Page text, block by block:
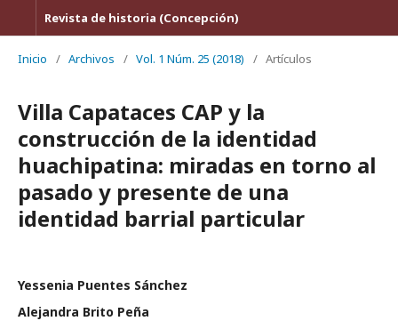
Revista de historia (Concepción)
Inicio / Archivos / Vol. 1 Núm. 25 (2018) / Artículos
Villa Capataces CAP y la
construcción de la identidad
huachipatina: miradas en torno al
pasado y presente de una
identidad barrial particular
Yessenia Puentes Sánchez
Alejandra Brito Peña